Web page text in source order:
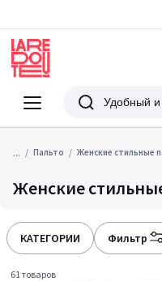
Меню
Redoute
Поиск
... Пальто Женские стильные
Женские
КАТЕГОРИИ Фильтр
61 товаров